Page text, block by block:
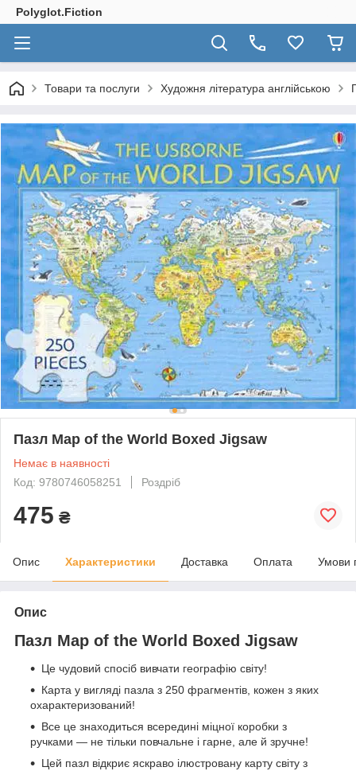
Polyglot.Fiction
Товари та послуги Художня література англійською
Пазл Map of the World Boxed Jigsaw
Немає в наявності
Код: 9780746058251
Роздріб
475 ₴
Опис Характеристики Доставка Оплата Умови
Опис
Пазл Map of the World Boxed Jigsaw
Це чудовий спосіб вивчати географію світу!
Карта у вигляді пазла з 250 фрагментів, кожен з яких
охарактеризований!
Все це знаходиться всередині міцної коробки з
ручками — не тільки повчальне і гарне, але й зручне!
Цей пазл відкриє яскраво ілюстровану карту світу з